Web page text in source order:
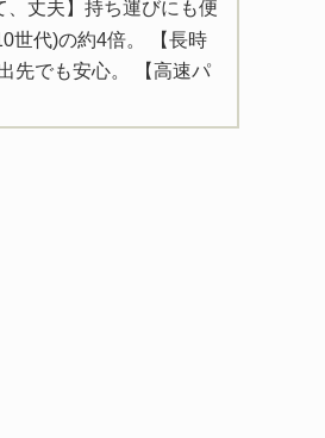
丈夫】持ち運びにも便
世代)の約4倍。 【長時
先でも安心。 【高速パ